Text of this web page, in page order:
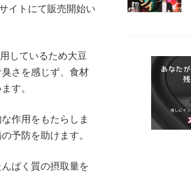
イトにて販売開始い
しているため大豆
さを感じず、食材
す。
作用をもたらしま
予防を助けます。
ぱく質の摂取量を